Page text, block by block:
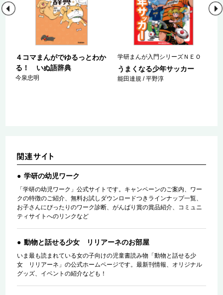
４コマまんがでゆるっとわか
る！ いぬ語辞典
今泉忠明
学研まんが入門シリーズＮＥＯ
うまくなる少年サッカー
能田達規 / 平野淳
学研の幼児ワーク
「学研の幼児ワーク」公式サイトです。キャンペーンのご案内、ワー
クの特徴のご紹介、無料お試しダウンロードつきラインナップ一覧、
お子さんにぴったりのワーク診断、がんばり賞の賞品紹介、コミュニ
ティサイトへのリンクなど
動物と話せる少女 リリアーネのお部屋
いま最も読まれている女の子向けの児童書読み物「動物と話せる少
女 リリアーネ」の公式ホームページです。最新刊情報、オリジナル
グッズ、イベントの紹介なども！